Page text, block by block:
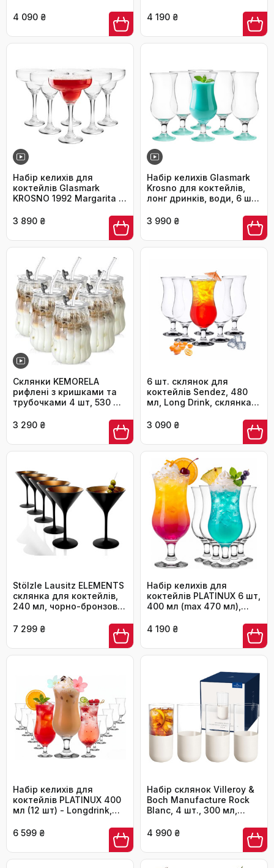
миття в посудомийній
4 090 ₴
води, міцні
4 190 ₴
Набір келихів для
коктейлів Glasmark
KROSNO 1992 Margarita 6
3 890 ₴
Набір келихів Glasmark
Krosno для коктейлів,
лонг дринків, води, 6 шт
посудомийної машини
3 990 ₴
Склянки KEMORELA
рифлені з кришками та
трубочками 4 шт, 530 мл
боросилікатного скла
маття
3 290 ₴
6 шт. склянок для
коктейлів Sendez, 480
мл, Long Drink, склянка
3 090 ₴
Stölzle Lausitz ELEMENTS
склянка для коктейлів,
240 мл, чорно-бронзова,
7 299 ₴
Набір келихів для
коктейлів PLATINUX 6 шт,
400 мл (max 470 мл),
дринків, харікейн,
4 190 ₴
Набір келихів для
коктейлів PLATINUX 400
мл (12 шт) - Longdrink,
прозорі скляні келихи
6 599 ₴
Набір склянок Villeroy &
Boch Manufacture Rock
Blanc, 4 шт., 300 мл,
матова біла поверхня
моктейлів
4 990 ₴